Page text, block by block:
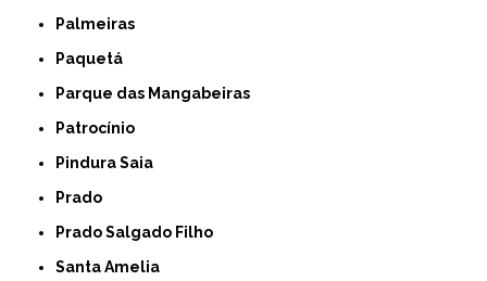
Palmeiras
Paquetá
Parque das Mangabeiras
Patrocínio
Pindura Saia
Prado
Prado Salgado Filho
Santa Amelia